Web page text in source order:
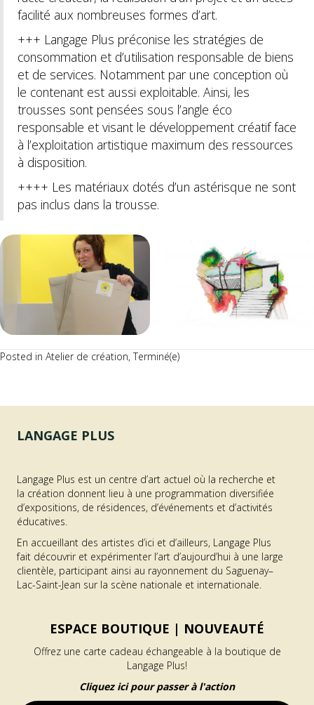
facilité aux nombreuses formes d’art.
+++ Langage Plus préconise les stratégies de
consommation et d’utilisation responsable de biens
et de services. Notamment par une conception où
le contenant est aussi exploitable. Ainsi, les
trousses sont pensées sous l’angle éco
responsable et visant le développement créatif face
à l’exploitation artistique maximum des ressources
à disposition.
++++ Les matériaux dotés d’un astérisque ne sont
pas inclus dans la trousse.
Posted in Atelier de création,Terminé(e)
LANGAGE PLUS
Langage Plus est un centre d’art actuel où la recherche et
la création donnent lieu à une programmation diversifiée
d’expositions, de résidences, d’événements et d’activités
éducatives.
En accueillant des artistes d’ici et d’ailleurs, Langage Plus
fait découvrir et expérimenter l’art d’aujourd’hui à une large
clientèle, participant ainsi au rayonnement du Saguenay–
Lac-Saint-Jean sur la scène nationale et internationale.
ESPACE BOUTIQUE | NOUVEAUTÉ
Offrez une carte cadeau échangeable à la boutique de
Langage Plus!
Cliquez ici pour passer à l'action